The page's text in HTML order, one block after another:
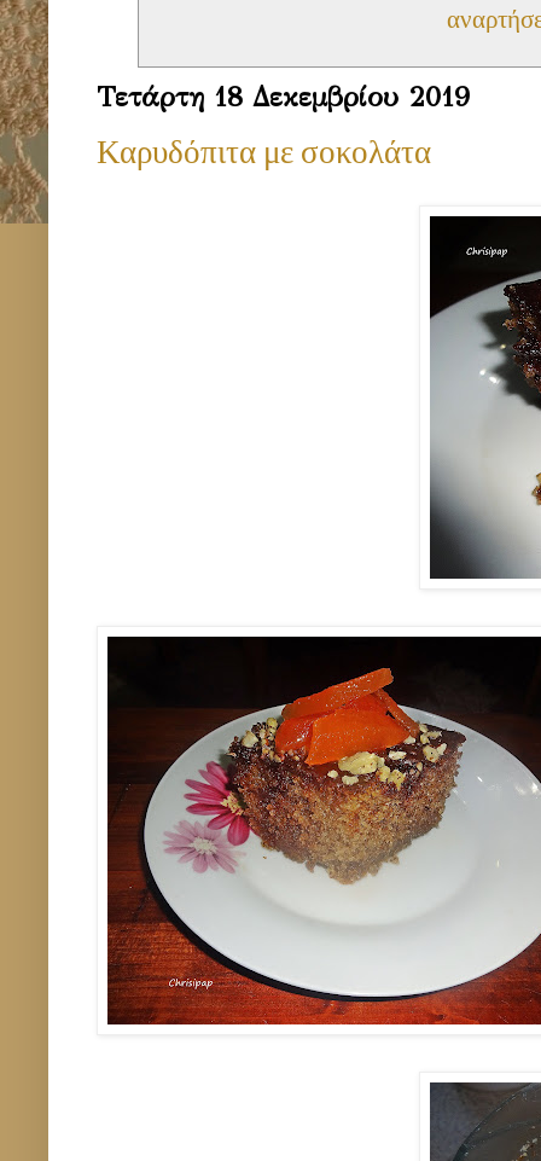
Τετάρτη 18 Δεκεμβρίου 2019
Καρυδόπιτα με σοκολάτα